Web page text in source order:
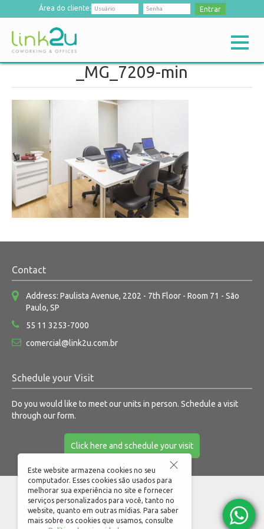
Área do cliente: Entrar
_MG_7209-min
Contact
Address: Paulista Avenue, 2202 - 7th Floor - Room 71 - São
Paulo, SP
55 11 3253-7000
comercial@link2u.com.br
Schedule your Visit
Do you would like to meet our units in person. Schedule a visit
through our form.
Click here and schedule your visit
Este website armazena cookies no seu
computador. Esses cookies são usados para
melhorar sua experiência no site e fornecer
serviços personalizados para você, tanto no
website, quanto em outras mídias. Para saber
mais sobre os cookies que usamos, consulte